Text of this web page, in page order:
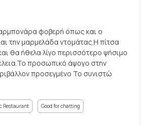
φοβερή όπως και ο
την μαρμελάδα ντομάτας.Η πίτσα
θα ήθελα λίγο περισσότερο ψήσιμο
προσωπικό άψογο στην
προσεγμένο Το συνιστώ
Restaurant Good for chatting